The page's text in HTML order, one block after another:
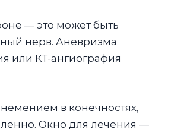
— это может быть
нерв. Аневризма
или КТ-ангиография
в конечностях,
Окно для лечения —